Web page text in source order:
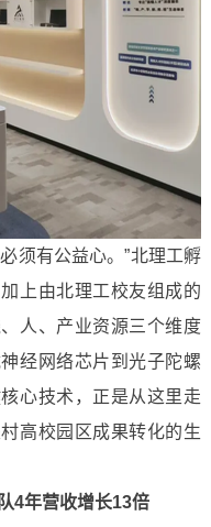
有公益心。”北理工孵
上由北理工校友组成的
人、产业资源三个维度
经网络芯片到光子陀螺
心技术，正是从这里走
高校园区成果转化的生
4年营收增长13倍